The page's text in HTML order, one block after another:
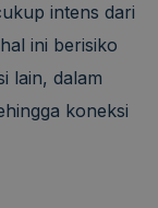
intens dari
ini berisiko
lain, dalam
koneksi